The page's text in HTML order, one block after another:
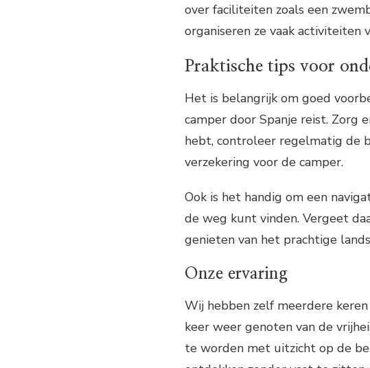
over faciliteiten zoals een
organiseren ze vaak activiteiten
Praktische tips voor
Het is belangrijk om goed
camper door Spanje reist. Zorg
hebt, controleer regelmatig de
verzekering voor de camper.
Ook is het handig om een
de weg kunt vinden. Vergeet
genieten van het prachtige
Onze ervaring
Wij hebben zelf meerdere
keer weer genoten van de
te worden met uitzicht op de